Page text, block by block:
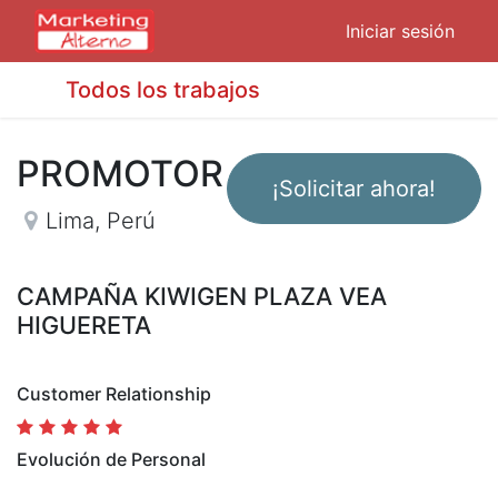
Iniciar sesión
Todos los trabajos
¡Solicitar ahora!
PROMOTOR
Lima, Perú
CAMPAÑA KIWIGEN PLAZA VEA
HIGUERETA
Customer Relationship
Evolución de Personal